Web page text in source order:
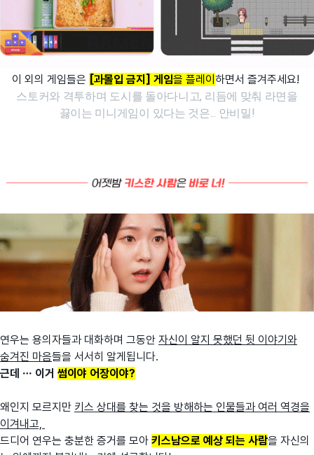
이 외의 게임들은 [과몰입 금지] 게임을 플레이 하면서 즐겨주세요!
스토커와 격투하며 도시를 돌아다니고, 리듬에 맞춰 라면을
끓이는 미니게임이 있다는 것은... 안비밀!
연우는 용의자들과 대화하며 그동안 자신이 알지 못했던 뒷 이야기와
숨겨진 마음들을 서서히 알게됩니다.
근데 … 이거 썸이야 어장이야?
왜인지 모르지만 키스 상대를 찾는 것을 방해하는 인물들과 여러 역경을
이겨내고,
드디어 연우는 충분한 증거를 모아 키스남으로 예상 되는 사람을 자신의